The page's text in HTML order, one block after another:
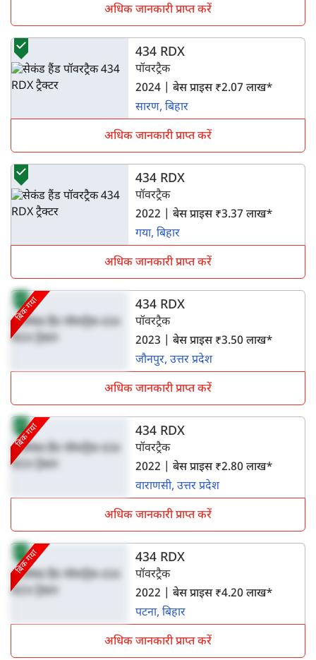
अधिक जानकारी प्राप्त करें
434 RDX
पॉवरट्रैक
2024 | बेस प्राइस ₹2.07 लाख*
सारण, बिहार
अधिक जानकारी प्राप्त करें
434 RDX
पॉवरट्रैक
2022 | बेस प्राइस ₹3.37 लाख*
गया, बिहार
अधिक जानकारी प्राप्त करें
बिक गया 434 RDX
पॉवरट्रैक
2023 | बेस प्राइस ₹3.50 लाख*
जौनपुर, उत्तर प्रदेश
अधिक जानकारी प्राप्त करें
बिक गया 434 RDX
पॉवरट्रैक
2022 | बेस प्राइस ₹2.80 लाख*
वाराणसी, उत्तर प्रदेश
अधिक जानकारी प्राप्त करें
बिक गया 434 RDX
पॉवरट्रैक
2022 | बेस प्राइस ₹4.20 लाख*
पटना, बिहार
अधिक जानकारी प्राप्त करें